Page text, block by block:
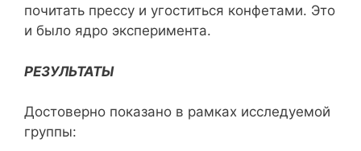
почитать прессу и угоститься конфетами. Это
и было ядро эксперимента.
РЕЗУЛЬТАТЫ
Достоверно показано в рамках исследуемой
группы: